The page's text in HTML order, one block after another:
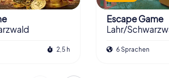
2,5 h
Escape Game
Lahr/
6 Sprachen